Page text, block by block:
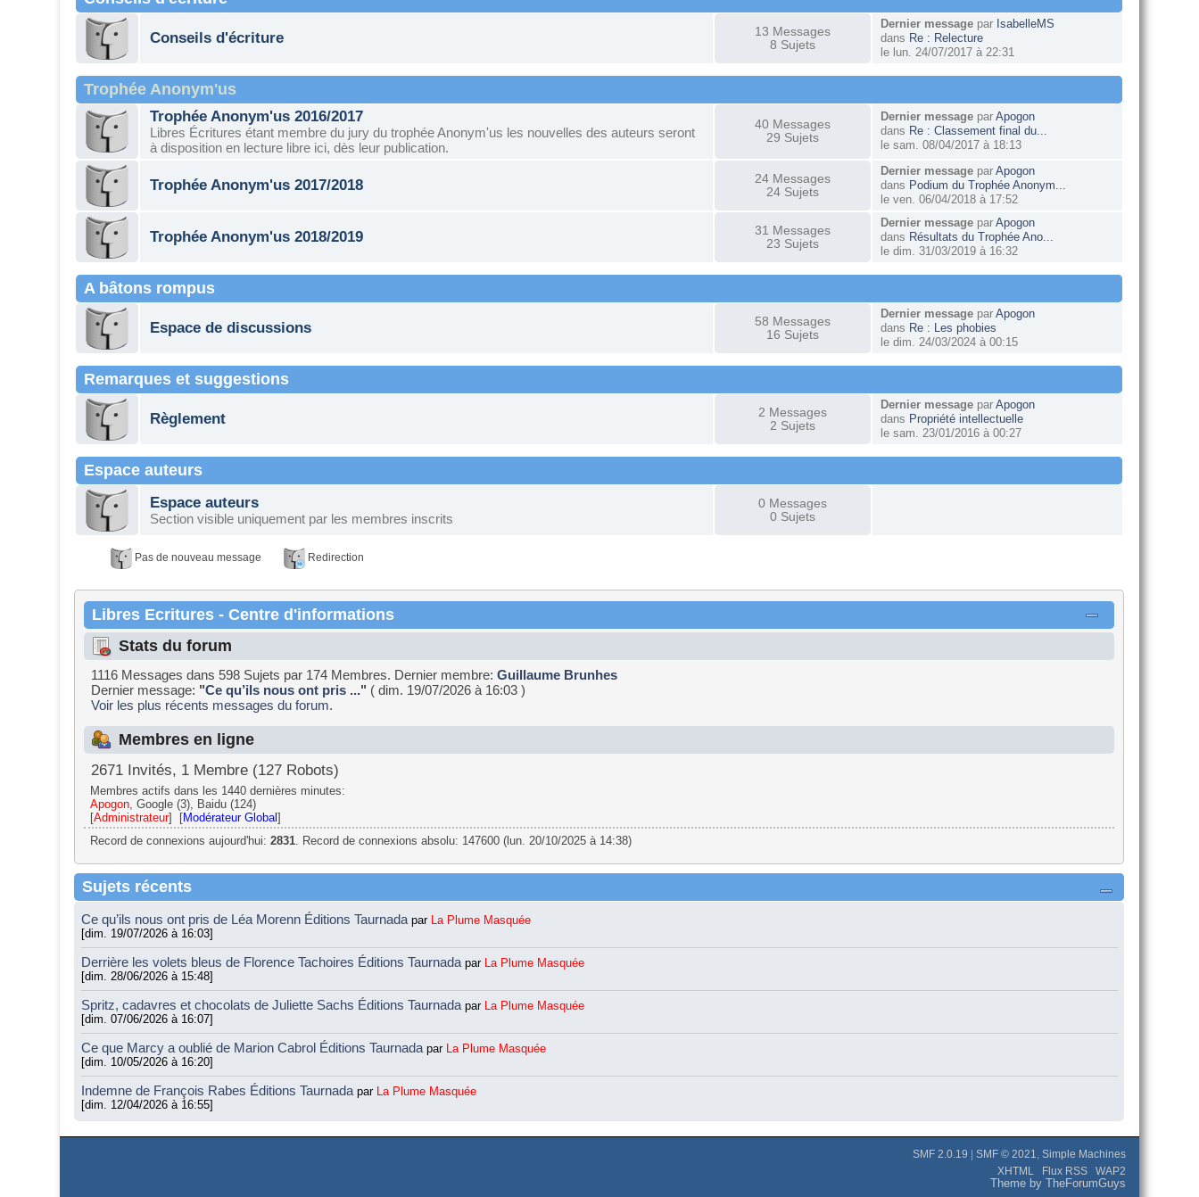
Conseils d'écriture
13 Messages
8 Sujets
Dernier message par IsabelleMS
dans Re : Relecture
le lun. 24/07/2017 à 22:31
Trophée Anonym'us
Trophée Anonym'us 2016/2017
Libres Écritures étant membre du jury du trophée Anonym'us les nouvelles des auteurs seront
à disposition en lecture libre ici, dès leur publication.
40 Messages
29 Sujets
Dernier message parApogon
dans Re : Classement final du...
le sam. 08/04/2017 à 18:13
Trophée Anonym'us 2017/2018
24 Messages
24 Sujets
Dernier message parApogon
dans Podium du Trophée Anonym...
le ven. 06/04/2018 à 17:52
Trophée Anonym'us 2018/2019
31 Messages
23 Sujets
Dernier message parApogon
dans Résultats du Trophée Ano...
le dim. 31/03/2019 à 16:32
A bâtons rompus
Espace de discussions
58 Messages
16 Sujets
Dernier message parApogon
dans Re : Les phobies
le dim. 24/03/2024 à 00:15
Remarques et suggestions
Règlement
2 Messages
2 Sujets
Dernier message parApogon
dans Propriété intellectuelle
le sam. 23/01/2016 à 00:27
Espace auteurs
Espace auteurs
Section visible uniquement par les membres inscrits
0 Messages
0 Sujets
Pas de nouveau message Redirection
Libres Ecritures - Centre d'informations
Stats du forum
1116 Messages dans 598 Sujets par 174 Membres. Dernier membre: Guillaume Brunhes
Dernier message: "Ce qu’ils nous ont pris ..." ( dim. 19/07/2026 à 16:03 )
Voir les plus récents messages du forum.
Membres en ligne
2671 Invités, 1 Membre (127 Robots)
Membres actifs dans les 1440 dernières minutes:
Apogon, Google (3), Baidu (124)
[Administrateur] [Modérateur Global]
Record de connexions aujourd'hui: 2831. Record de connexions absolu: 147600 (lun. 20/10/2025 à 14:38)
Sujets récents
Ce qu’ils nous ont pris de Léa Morenn Éditions Taurnada par La Plume Masquée
[dim. 19/07/2026 à 16:03]
Derrière les volets bleus de Florence Tachoires Éditions Taurnada par La Plume Masquée
[dim. 28/06/2026 à 15:48]
Spritz, cadavres et chocolats de Juliette Sachs Éditions Taurnada par La Plume Masquée
[dim. 07/06/2026 à 16:07]
Ce que Marcy a oublié de Marion Cabrol Éditions Taurnada par La Plume Masquée
[dim. 10/05/2026 à 16:20]
Indemne de François Rabes Éditions Taurnada par La Plume Masquée
[dim. 12/04/2026 à 16:55]
SMF 2.0.19 SMF © 2021, Simple Machines
XHTML
Flux RSS
WAP2
Theme by TheForumGuys